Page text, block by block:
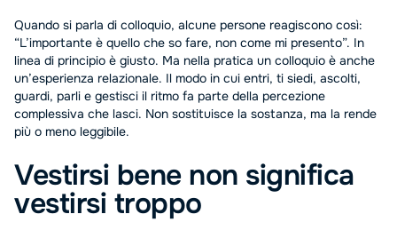
Quando si parla di colloquio, alcune persone reagiscono così:
“L’importante è quello che so fare, non come mi presento”. In
linea di principio è giusto. Ma nella pratica un colloquio è anche
un’esperienza relazionale. Il modo in cui entri, ti siedi, ascolti,
guardi, parli e gestisci il ritmo fa parte della percezione
complessiva che lasci. Non sostituisce la sostanza, ma la rende
più o meno leggibile.
Vestirsi bene non significa
vestirsi troppo